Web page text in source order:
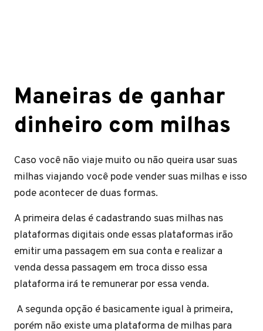
Maneiras de ganhar
dinheiro com milhas
Caso você não viaje muito ou não queira usar suas
milhas viajando você pode vender suas milhas e isso
pode acontecer de duas formas.
A primeira delas é cadastrando suas milhas nas
plataformas digitais onde essas plataformas irão
emitir uma passagem em sua conta e realizar a
venda dessa passagem em troca disso essa
plataforma irá te remunerar por essa venda.
A segunda opção é basicamente igual à primeira,
porém não existe uma plataforma de milhas para